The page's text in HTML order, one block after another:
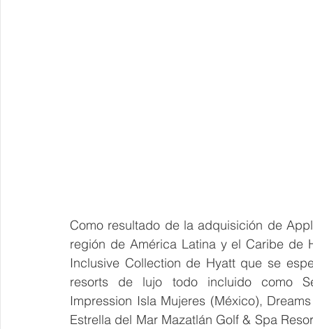
Como resultado de la adquisición de
región de América Latina y el Caribe de
Inclusive Collection de Hyatt que se
resorts de lujo todo incluido como
Impression Isla Mujeres (México),
Estrella del Mar Mazatlán Golf & Spa